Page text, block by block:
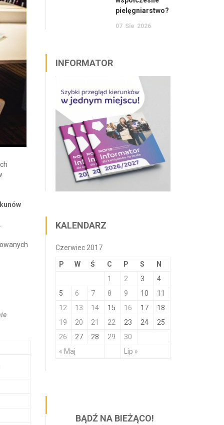
pielęgniarstwo?
07 Sie 2026
INFORMATOR
KALENDARZ
Czerwiec 2017
P W Ś C P S N
« Maj Lip »
1 2 3
4
5
6 7 8 9 10
11
12
13 14 15 16 17
18
19
20 21 22 23 24
25
26
27 28 29 30
BĄDŹ NA BIEŻĄCO!